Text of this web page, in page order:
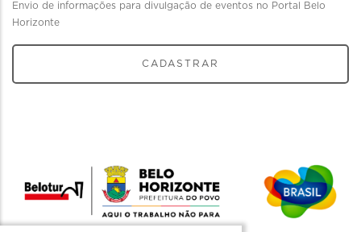
Envio de informações para divulgação de eventos no Portal Belo
Horizonte
CADASTRAR